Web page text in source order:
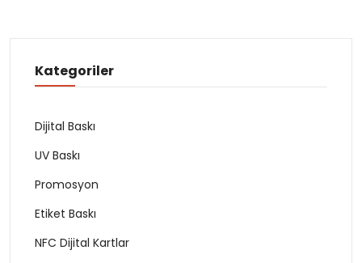
Kategoriler
Dijital Baskı
UV Baskı
Promosyon
Etiket Baskı
NFC Dijital Kartlar